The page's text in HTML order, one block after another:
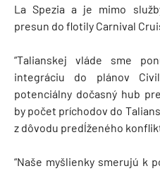
La Spezia a je mimo
presun do flotily Carnival
“Talianskej vláde sme
integráciu do plánov
potenciálny dočasný hub
by počet príchodov do
z dôvodu predĺženého
“Naše myšlienky smerujú k